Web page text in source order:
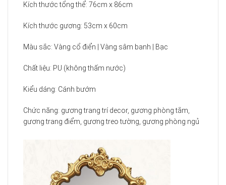
Kích thước tổng thể: 76cm x 86cm
Kích thước gương: 53cm x 60cm
Màu sắc: Vàng cổ điển | Vàng sâm banh | Bạc
Chất liệu: PU (không thấm nước)
Kiểu dáng: Cánh bướm
Chức năng: gương trang trí decor, gương phòng tắm,
gương trang điểm, gương treo tường, gương phòng ngủ